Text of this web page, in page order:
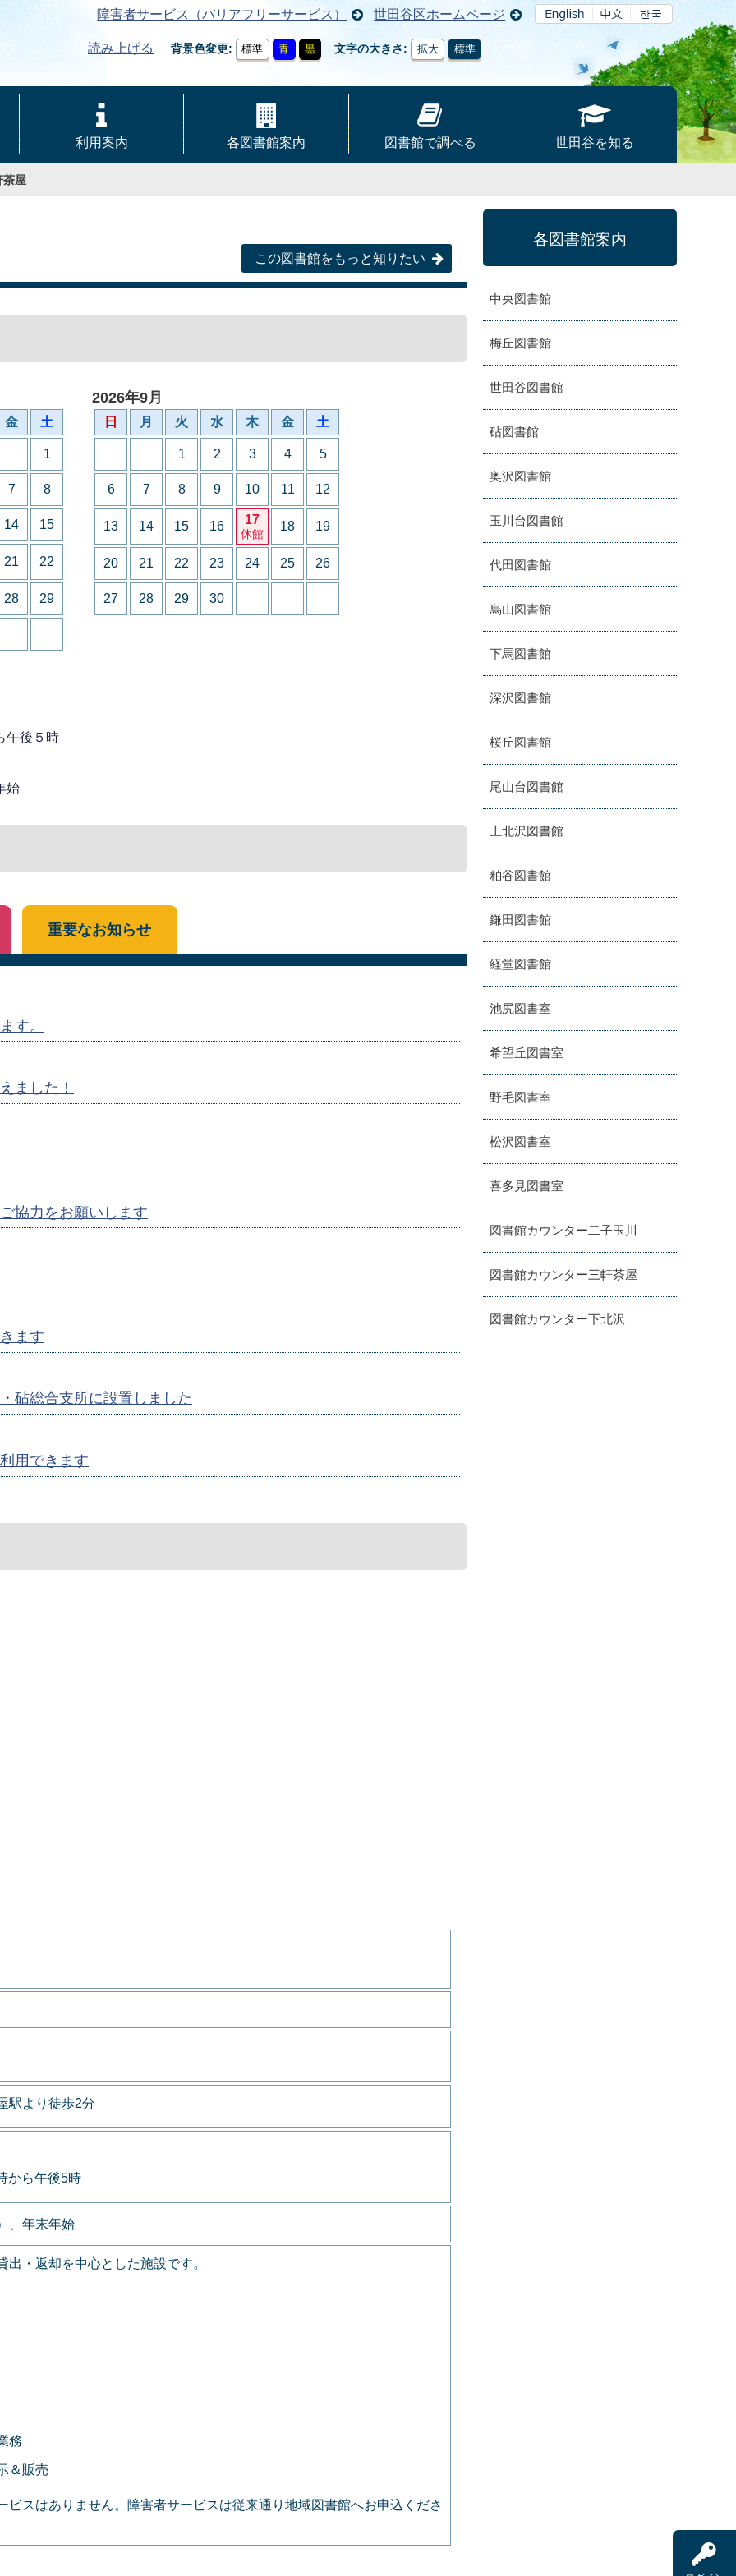
障害者サービス（バリアフリーサービス） 世田谷区ホームページ
読み上げる 背景色変更 標準 青 黒 文字の大きさ 拡大 標準
利用案内 各図書館案内 図書館で調べる 世田谷を知る
茶屋
この図書館をもっと知りたい
金 土
1
7 8
14 15
21 22
28 29
2026年9月
日 月 火 水 木 金 土
1 2 3 4 5
6 7 8 9 10 11 12
13 14 15 16 17
休館
18 19
20 21 22 23 24 25 26
27 28 29 30
午後５時
始
す。
ました！
協力をお願いします
ます
砧総合支所に設置しました
用できます
重要なお知らせ
駅より徒歩2分
から午後5時
、年末年始
・返却を中心とした施設です。
務
＆販売
ビスはありません。障害者サービスは従来通り地域図書館へお申込くださ
各図書館案内
中央図書館
梅丘図書館
世田谷図書館
砧図書館
奥沢図書館
玉川台図書館
代田図書館
烏山図書館
下馬図書館
深沢図書館
桜丘図書館
尾山台図書館
上北沢図書館
粕谷図書館
鎌田図書館
経堂図書館
池尻図書室
希望丘図書室
野毛図書室
松沢図書室
喜多見図書室
図書館カウンター二子玉川
図書館カウンター三軒茶屋
図書館カウンター下北沢